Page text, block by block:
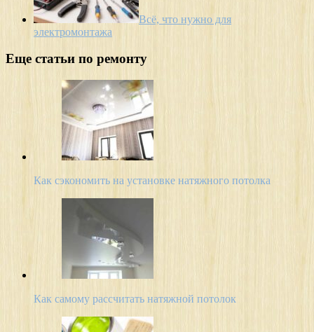
Всё, что нужно для
электромонтажа
Еще статьи по ремонту
Как сэкономить на установке натяжного потолка
Как самому рассчитать натяжной потолок